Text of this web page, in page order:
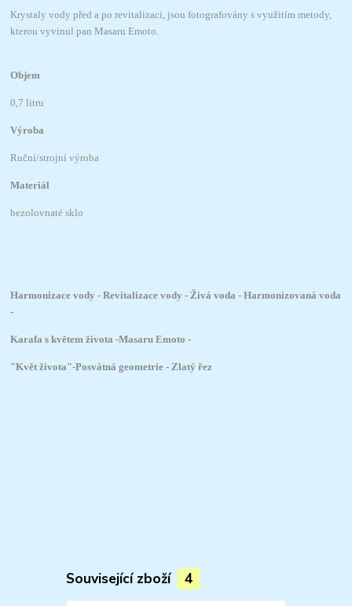
Krystaly vody před a po revitalizaci, jsou fotografovány s využitím metody,
kterou vyvinul pan Masaru Emoto.
Objem
0,7 litru
Výroba
Ruční/strojní výroba
Materiál
bezolovnaté sklo
Harmonizace vody - Revitalizace vody - Živá voda - Harmonizovaná voda
-
Karafa s květem života -Masaru Emoto -
"Květ života"-Posvátná geometrie - Zlatý řez
Související zboží 4